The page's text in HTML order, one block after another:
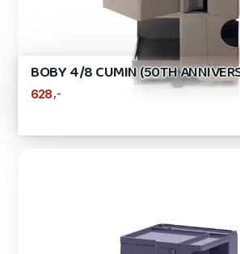
BOBY 4/8 CUMIN (50TH
628 ,-